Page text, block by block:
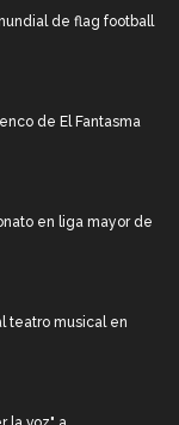
de flag football
de El Fantasma
en liga mayor de
teatro musical en